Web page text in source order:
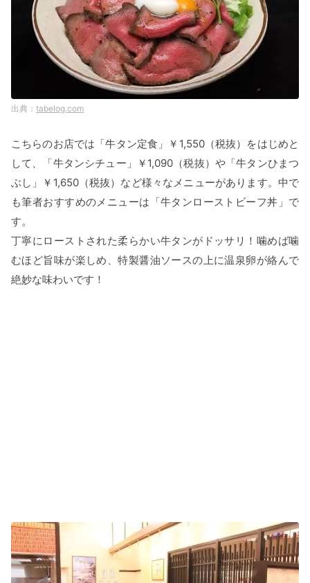
tabelog.com
こちらのお店では「牛タン定食」￥1,550（税抜）をはじめと
して、「牛タンシチュー」￥1,090（税抜）や「牛タンひまつ
ぶし」￥1,650（税抜）など様々なメニューがあります。中で
も筆者おすすめのメニューは「牛タンローストビーフ丼」で
す。
丁寧にローストされた柔らかい牛タンがドッサリ！噛めば噛
むほど旨味が楽しめ、特製醤油ソースの上に温泉卵が絡んで
絶妙な味わいです！